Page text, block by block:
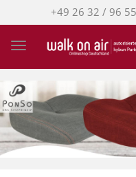
+49 26 32 / 96
Toggle navigation